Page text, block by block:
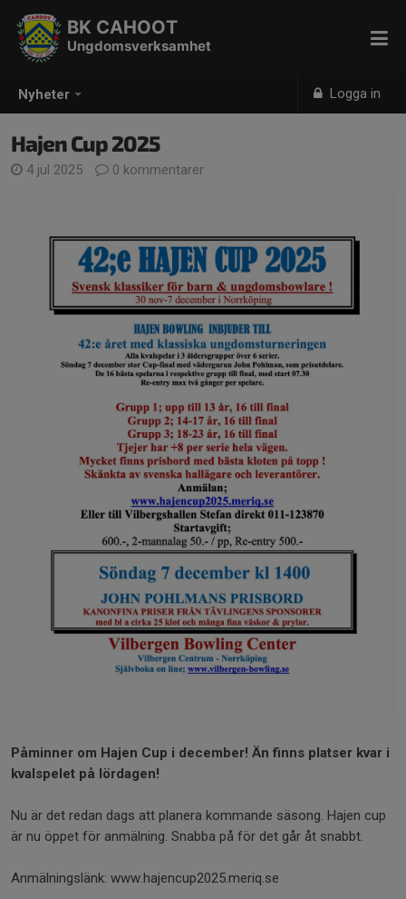
Nyheter Logga in
BK CAHOOT
Ungdomsverksamhet
Hajen Cup 2025
4 jul 2025 0 kommentarer
Påminner om Hajen Cup i december! Än finns platser kvar i
kvalspelet på lördagen!
Nu är det redan dags att planera kommande säsong. Hajen cup
är nu öppet för anmälning. Snabba på för det går åt snabbt.
Anmälningslänk: www.hajencup2025.meriq.se